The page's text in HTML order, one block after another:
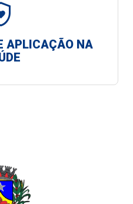
APLICAÇÃO NA